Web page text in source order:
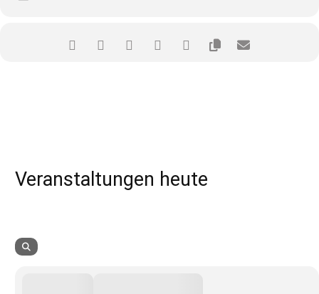
Veranstaltungen heute